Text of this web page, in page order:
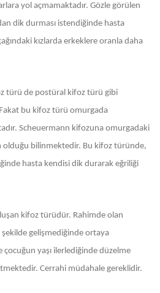
yol açmamaktadır. Gözle görülen
dik durması istendiğinde hasta
kızlarda erkeklere oranla daha
türü de postüral kifoz türü gibi
bu kifoz türü omurgada
Scheuermann kifozuna omurgadaki
olduğu bilinmektedir. Bu kifoz türünde,
hasta kendisi dik durarak eğriliği
kifoz türüdür. Rahimde olan
şekilde gelişmediğinde ortaya
çocuğun yaşı ilerlediğinde düzelme
Cerrahi müdahale gereklidir.